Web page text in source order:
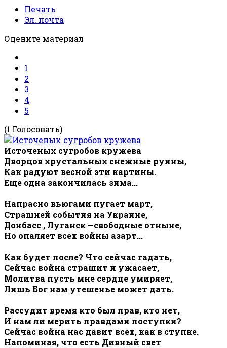
Печать
Эл. почта
Оцените материал
1
2
3
4
5
(1 Голосовать)
Источеных сугробов кружева
Дворцов хрустальных снежные руины,
Как радуют весной эти картины.
Еще одна закончилась зима...
Напрасно вьюгами пугает март,
Страшней события на Украине,
Донбасс , Луганск —свободные отныне,
Но опаляет всех войны азарт...
Как будет после? Что сейчас гадать,
Сейчас война страшит и ужасает,
Молитва пусть мне сердце умиряет,
Лишь Бог нам утешенье может дать.
Рассудит время кто был прав, кто нет,
И нам ли мерить правдами поступки?
Сейчас война нас давит всех, как в ступке.
Напоминая, что есть Дивный свет